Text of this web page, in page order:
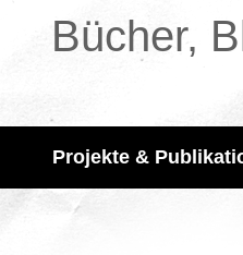
Bücher,
Projekte &